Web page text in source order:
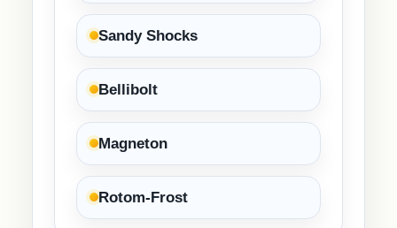
Sandy Shocks
Bellibolt
Magneton
Rotom-Frost